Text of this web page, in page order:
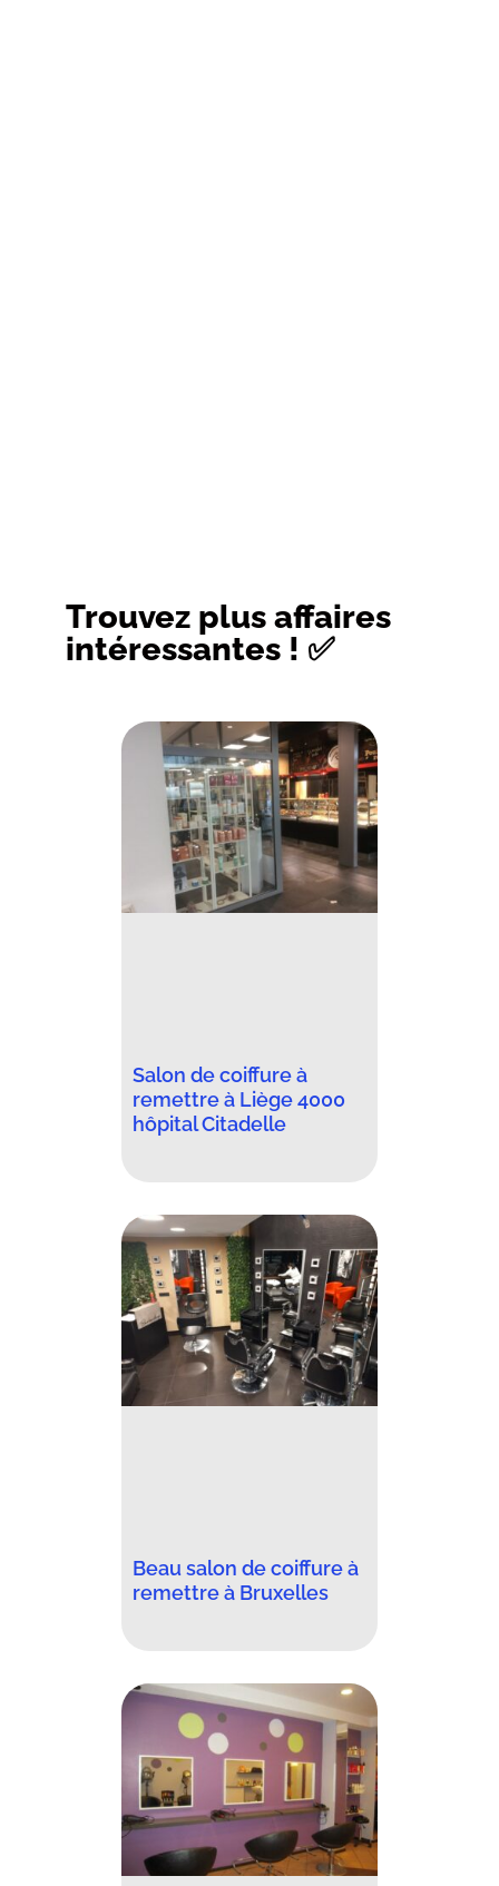
Trouvez plus affaires
intéressantes ! ✅
Salon de coiffure à
remettre à Liège 4000
hôpital Citadelle
Beau salon de coiffure à
remettre à Bruxelles